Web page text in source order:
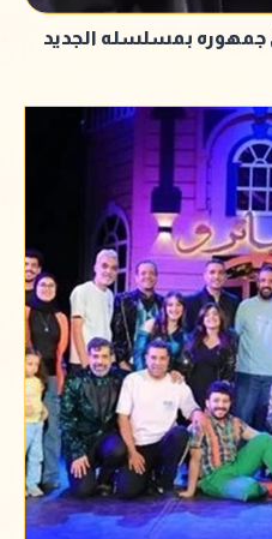
جمهوره بمسلسله الجديد